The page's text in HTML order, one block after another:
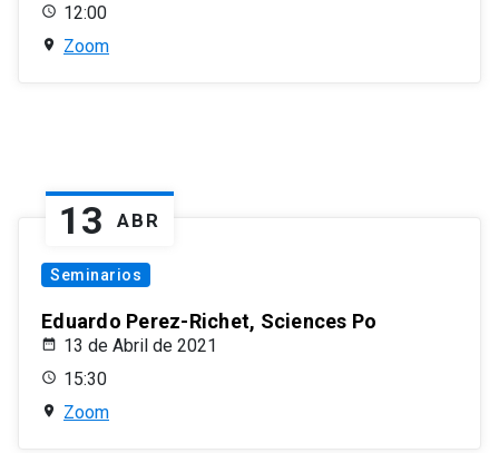
12:00
Zoom
13 ABR
Seminarios
Eduardo Perez-Richet, Sciences Po
13 de Abril de 2021
15:30
Zoom